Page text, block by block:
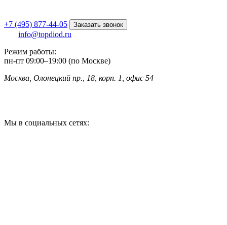
+7 (495) 877-44-05 Заказать звонок
info@topdiod.ru
Режим работы:
пн-пт 09:00–19:00 (по Москве)
Москва, Олонецкий пр., 18, корп. 1, офис 54
Мы в социальных сетях: